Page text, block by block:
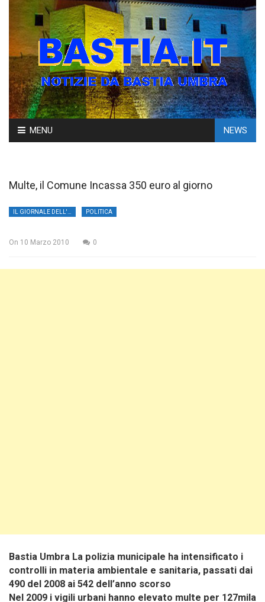
Skip
to
MENU NEWS
Multe, il Comune Incassa 350 euro al giorno
POLITICA
On 10 Marzo 2010 0
Bastia Umbra La polizia municipale ha intensificato i
controlli in materia ambientale e sanitaria, passati dai
490 del 2008 ai 542 dell’anno scorso
Nel 2009 i vigili urbani hanno elevato multe per 127mila